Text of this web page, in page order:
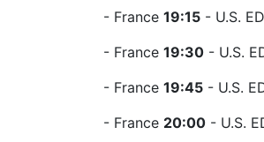
- France 19:15 - U.S.
- France 19:30 - U.S.
- France 19:45 - U.S.
- France 20:00 - U.S.